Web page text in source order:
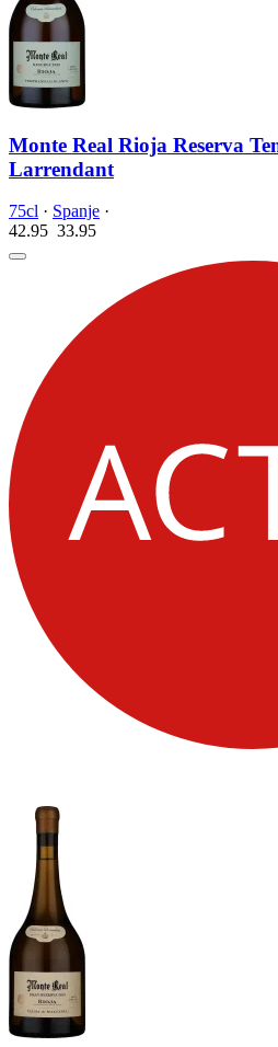
Monte Real Rioja Reserva
Larrendant
75cl · Spanje ·
42.95 33.95